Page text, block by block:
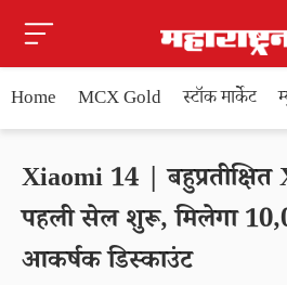
Home MCX Gold स्टॉक मार्केट
Xiaomi 14 |
पहली सेल शुरू, मिलेगा
आकर्षक डिस्काउंट